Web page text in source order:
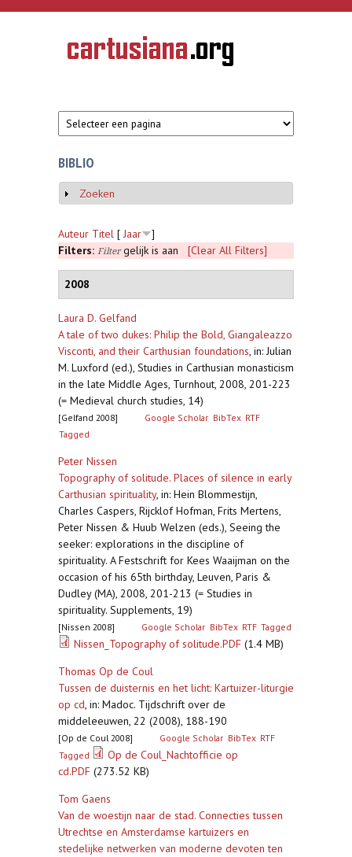
Overslaan en naar de inhoud gaan
CARTUSIANA
Geschiedenis
van de
BIBLIO
Weergeven
Zoeken
Auteur Titel [ Jaar
]
Filters: Filtergelijk is aan [Clear All Filters]
2008
Laura D. Gelfand
A tale of two dukes: Philip the Bold, Giangaleazzo
Visconti, and their Carthusian foundations, in: Julian
M. Luxford (ed.), Studies in Carthusian monasticism
in the late Middle Ages, Turnhout, 2008, 201-223
(= Medieval church studies, 14)
[Gelfand 2008] Google Scholar BibTex RTF
Tagged
Peter Nissen
Topography of solitude. Places of silence in early
Carthusian spirituality, in: Hein Blommestijn,
Charles Caspers, Rijcklof Hofman, Frits Mertens,
Peter Nissen & Huub Welzen (eds.), Seeing the
seeker: explorations in the discipline of
spirituality. A Festschrift for Kees Waaijman on the
occasion of his 65th birthday, Leuven, Paris &
Dudley (MA), 2008, 201-213 (= Studies in
spirituality. Supplements, 19)
[Nissen 2008] Google Scholar BibTex RTF Tagged
Nissen_Topography of solitude.PDF (1.4 MB)
Thomas Op de Coul
Tussen de duisternis en het licht: Kartuizer-liturgie
op cd, in: Madoc. Tijdschrift over de
middeleeuwen, 22 (2008), 188-190
[Op de Coul 2008] Google Scholar BibTex RTF
Tagged
Op de Coul_Nachtofficie op
cd.PDF (273.52 KB)
Tom Gaens
Van de woestijn naar de stad. Connecties tussen
Utrechtse en Amsterdamse kartuizers en
stedelijke netwerken van moderne devoten ten